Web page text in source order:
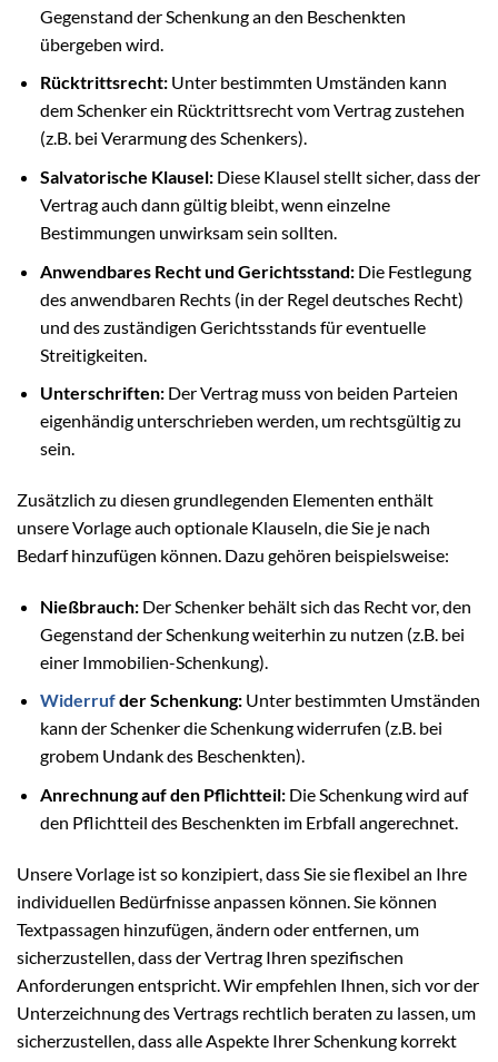
Gegenstand der Schenkung an den Beschenkten
übergeben wird.
Rücktrittsrecht:Unter bestimmten Umständen kann
dem Schenker ein Rücktrittsrecht vom Vertrag zustehen
(z.B. bei Verarmung des Schenkers).
Salvatorische Klausel:Diese Klausel stellt sicher, dass der
Vertrag auch dann gültig bleibt, wenn einzelne
Bestimmungen unwirksam sein sollten.
Anwendbares Recht und Gerichtsstand:Die Festlegung
des anwendbaren Rechts (in der Regel deutsches Recht)
und des zuständigen Gerichtsstands für eventuelle
Streitigkeiten.
Unterschriften:Der Vertrag muss von beiden Parteien
eigenhändig unterschrieben werden, um rechtsgültig zu
sein.
Zusätzlich zu diesen grundlegenden Elementen enthält
unsere Vorlage auch optionale Klauseln, die Sie je nach
Bedarf hinzufügen können. Dazu gehören beispielsweise:
Nießbrauch:Der Schenker behält sich das Recht vor, den
Gegenstand der Schenkung weiterhin zu nutzen (z.B. bei
einer Immobilien-Schenkung).
Widerrufder Schenkung:Unter bestimmten Umständen
kann der Schenker die Schenkung widerrufen (z.B. bei
grobem Undank des Beschenkten).
Anrechnung auf den Pflichtteil:Die Schenkung wird auf
den Pflichtteil des Beschenkten im Erbfall angerechnet.
Unsere Vorlage ist so konzipiert, dass Sie sie flexibel an Ihre
individuellen Bedürfnisse anpassen können. Sie können
Textpassagen hinzufügen, ändern oder entfernen, um
sicherzustellen, dass der Vertrag Ihren spezifischen
Anforderungen entspricht. Wir empfehlen Ihnen, sich vor der
Unterzeichnung des Vertrags rechtlich beraten zu lassen, um
sicherzustellen, dass alle Aspekte Ihrer Schenkung korrekt